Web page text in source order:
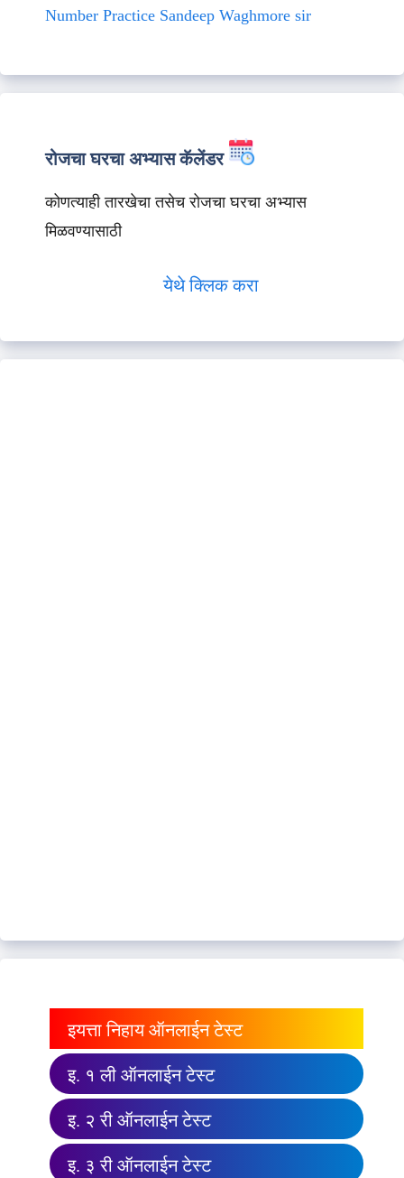
Number Practice Sandeep Waghmore sir
रोजचा घरचा अभ्यास कॅलेंडर
कोणत्याही तारखेचा तसेच रोजचा घरचा अभ्यास
मिळवण्यासाठी
येथे क्लिक करा
इयत्ता निहाय ऑनलाईन टेस्ट
इ. १ ली ऑनलाईन टेस्ट
इ. २ री ऑनलाईन टेस्ट
इ. ३ री ऑनलाईन टेस्ट